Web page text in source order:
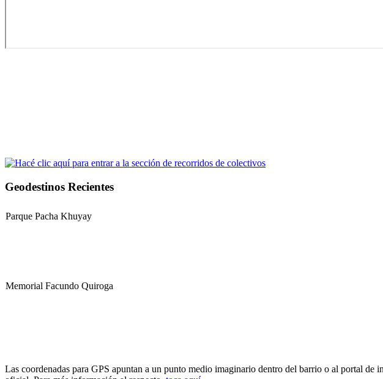
Geodestinos Recientes
Parque Pacha Khuyay
Memorial Facundo Quiroga
Las coordenadas para GPS apuntan a un punto medio imaginario dentro del barrio o al portal